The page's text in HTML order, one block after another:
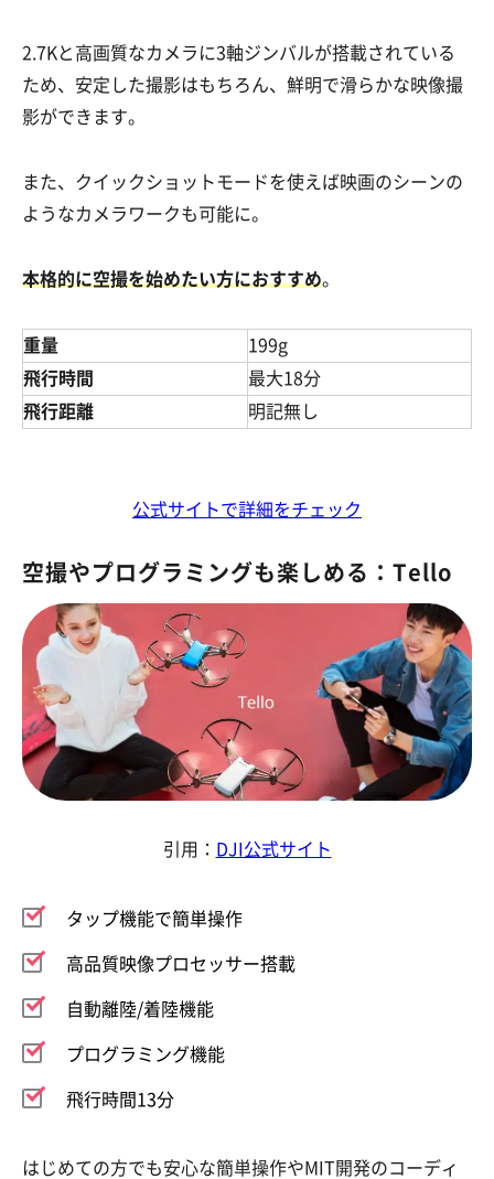
2.7Kと高画質なカメラに3軸ジンバルが搭載されている
ため、安定した撮影はもちろん、鮮明で滑らかな映像撮
影ができます。
また、クイックショットモードを使えば映画のシーンの
ようなカメラワークも可能に。
本格的に空撮を始めたい方におすすめ。
重量
199g
飛行時間
最大18分
飛行距離
明記無し
公式サイトで詳細をチェック
空撮やプログラミングも楽しめる：Tello
引用： DJI公式サイト
タップ機能で簡単操作
高品質映像プロセッサー搭載
自動離陸/着陸機能
プログラミング機能
飛行時間13分
はじめての方でも安心な簡単操作やMIT開発のコーディ